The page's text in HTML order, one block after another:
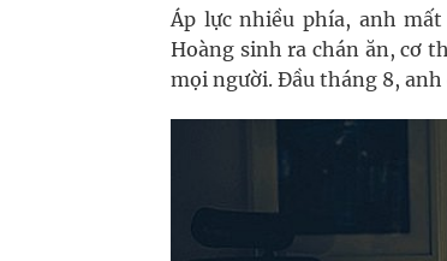
Áp lực nhiều phía, anh
Hoàng sinh ra chán ăn, cơ
mọi người. Đầu tháng 8,